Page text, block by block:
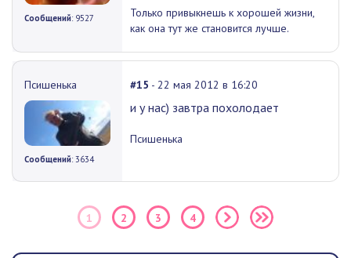
Сообщений: 9527
Только привыкнешь к хорошей жизни,
как она тут же становится лучше.
Псишенька
Сообщений: 3634
#15 - 22 мая 2012 в 16:20
и у нас) завтра похолодает
Псишенька
1 2 3 4